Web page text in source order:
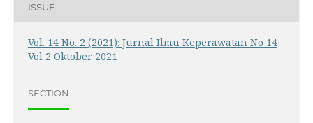
ISSUE
Vol. 14 No. 2 (2021): Jurnal Ilmu Keperawatan No 14
Vol 2 Oktober 2021
SECTION